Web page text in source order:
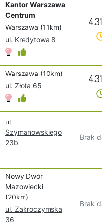
Kantor Warszawa
Centrum
Warszawa (11km)
ul. Kredytowa 8
Warszawa (10km)
ul. Złota 65
ul.
Szymanowskiego
23b
Brak
Nowy Dwór
Mazowiecki
(20km)
ul. Zakroczymska
36
Brak